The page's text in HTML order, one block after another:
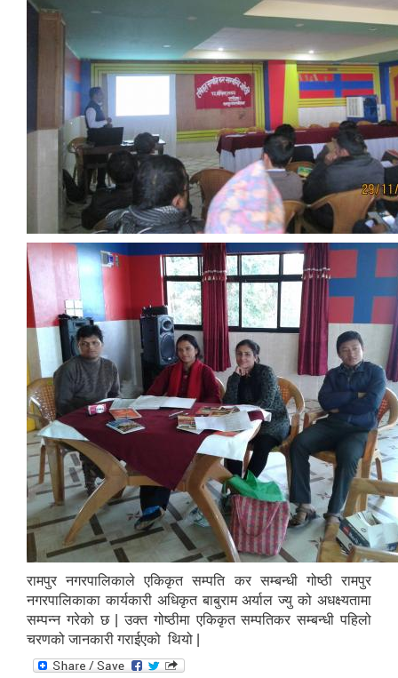
रामपुर नगरपालिकाले एकिकृत सम्पति कर सम्बन्धी गोष्ठी रामपुर
नगरपालिकाका कार्यकारी अधिकृत बाबुराम अर्याल ज्यु को अधक्ष्यतामा
सम्पन्न गरेको छ | उक्त गोष्ठीमा एकिकृत सम्पतिकर सम्बन्धी पहिलो
चरणको जानकारी गराईएको थियो |